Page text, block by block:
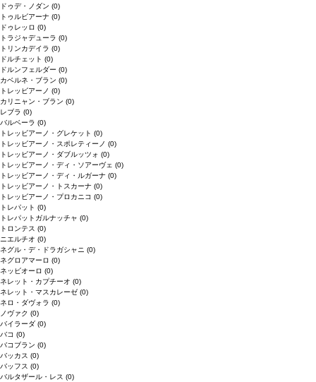
ドゥデ・ノダン (0)
トゥルビアーナ (0)
ドゥレッロ (0)
トラジャデューラ (0)
トリンカデイラ (0)
ドルチェット (0)
ドルンフェルダー (0)
カベルネ・ブラン (0)
トレッビアーノ (0)
カリニャン・ブラン (0)
レブラ (0)
バルベーラ (0)
トレッビアーノ・グレケット (0)
トレッビアーノ・スポレティーノ (0)
トレッビアーノ・ダブルッツォ (0)
トレッビアーノ・ディ・ソアーヴェ (0)
トレッビアーノ・ディ・ルガーナ (0)
トレッビアーノ・トスカーナ (0)
トレッビアーノ・プロカニコ (0)
トレパット (0)
トレパットガルナッチャ (0)
トロンテス (0)
ニエルチオ (0)
ネグル・デ・ドラガシャニ (0)
ネグロアマーロ (0)
ネッビオーロ (0)
ネレット・カプチーオ (0)
ネレット・マスカレーゼ (0)
ネロ・ダヴォラ (0)
ノヴァク (0)
バイラーダ (0)
バコ (0)
バコブラン (0)
バッカス (0)
バッフス (0)
バルタザール・レス (0)